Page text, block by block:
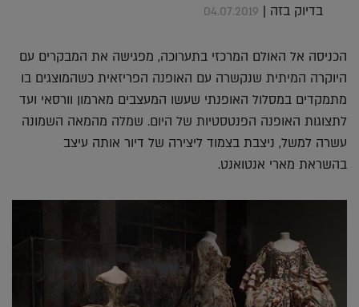
בדיוק בזה | 04.07.2019
הכניסה אל האולם המרכזי בתערוכה, מפגישה את המבקרים עם
היוקרה המיתית שנקשרה עם האופנה הפריזאית כשהמוצגים בו
מתמקדים במסלול האופנתי שעשו המעצבים מארמון וורסאי ועד
לתצוגות האופנה הפנטסטיות של היום. שמלה מהמאה השמונה
עשרה למשל, ניצבת בצמוד ליצירה של דיור אותה עיצב
בהשראת מארי אנטואנט.